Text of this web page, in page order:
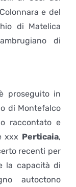
e del
di Matelica
di
proseguito in
di Montefalco
raccontato e
xxx Perticaia,
recenti per
la capacità di
autoctono